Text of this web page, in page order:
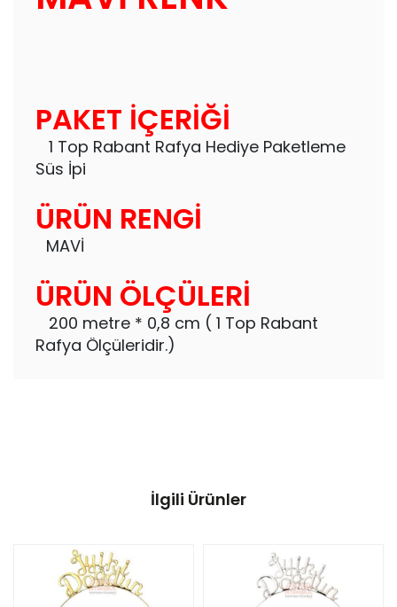
PAKET İÇERİĞİ
1 Top Rabant Rafya Hediye Paketleme
Süs İpi
ÜRÜN RENGİ
MAVİ
ÜRÜN ÖLÇÜLERİ
200 metre * 0,8 cm ( 1 Top Rabant
Rafya Ölçüleridir.)
İlgili Ürünler